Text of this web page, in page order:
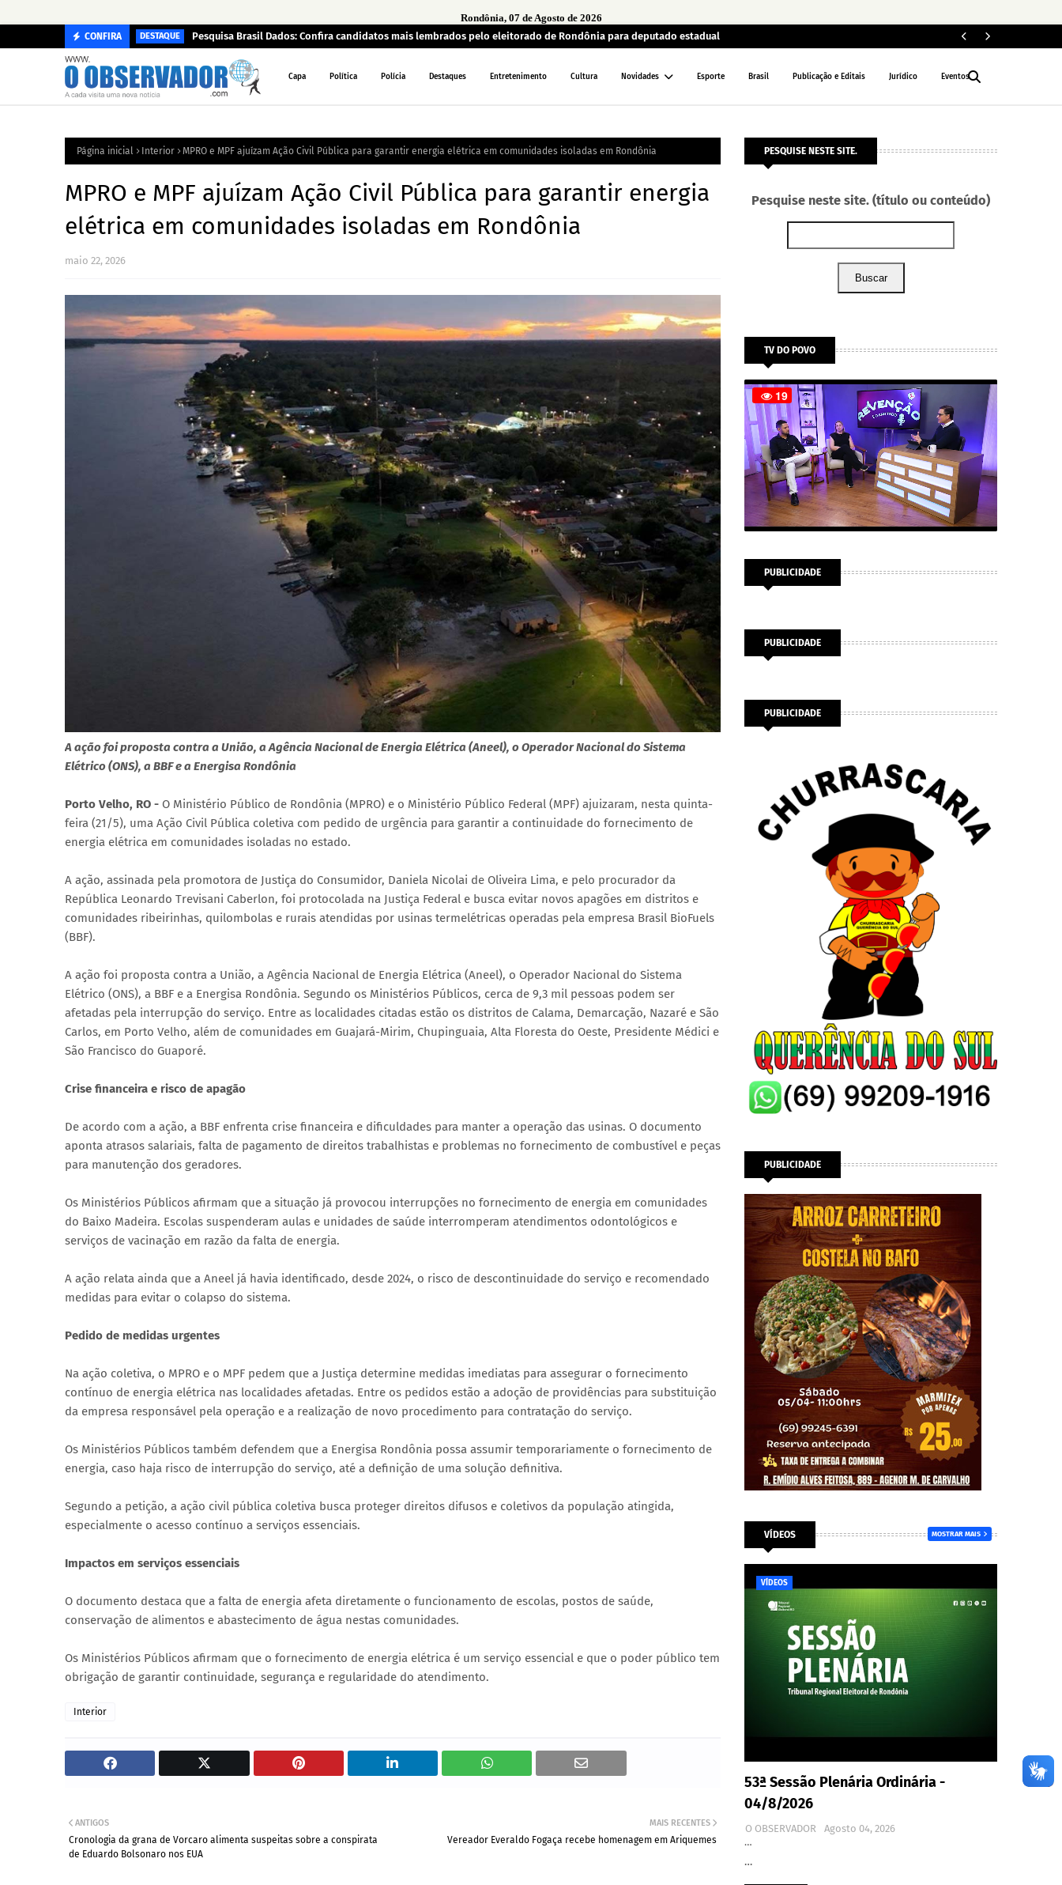
Rondônia, 07 de Agosto de 2026
CONFIRA DESTAQUE Pesquisa Brasil Dados: Confira candidatos mais lembrados pelo eleitorado de Rondônia para deputado estadual
Capa Política Polícia Destaques Entretenimento Cultura Novidades Esporte Brasil Publicação e Editais Jurídico Eventos
Página inicial Interior MPRO e MPF ajuízam Ação Civil Pública para garantir energia elétrica em comunidades isoladas em Rondônia
MPRO e MPF ajuízam Ação Civil Pública para garantir energia
elétrica em comunidades isoladas em Rondônia
maio 22, 2026
A ação foi proposta contra a União, a Agência Nacional de Energia Elétrica (Aneel), o Operador Nacional do Sistema
Elétrico (ONS), a BBF e a Energisa Rondônia
Porto Velho, RO - O Ministério Público de Rondônia (MPRO) e o Ministério Público Federal (MPF) ajuizaram, nesta quinta-
feira (21/5), uma Ação Civil Pública coletiva com pedido de urgência para garantir a continuidade do fornecimento de
energia elétrica em comunidades isoladas no estado.
A ação, assinada pela promotora de Justiça do Consumidor, Daniela Nicolai de Oliveira Lima, e pelo procurador da
República Leonardo Trevisani Caberlon, foi protocolada na Justiça Federal e busca evitar novos apagões em distritos e
comunidades ribeirinhas, quilombolas e rurais atendidas por usinas termelétricas operadas pela empresa Brasil BioFuels
(BBF).
A ação foi proposta contra a União, a Agência Nacional de Energia Elétrica (Aneel), o Operador Nacional do Sistema
Elétrico (ONS), a BBF e a Energisa Rondônia. Segundo os Ministérios Públicos, cerca de 9,3 mil pessoas podem ser
afetadas pela interrupção do serviço. Entre as localidades citadas estão os distritos de Calama, Demarcação, Nazaré e São
Carlos, em Porto Velho, além de comunidades em Guajará-Mirim, Chupinguaia, Alta Floresta do Oeste, Presidente Médici e
São Francisco do Guaporé.
Crise financeira e risco de apagão
De acordo com a ação, a BBF enfrenta crise financeira e dificuldades para manter a operação das usinas. O documento
aponta atrasos salariais, falta de pagamento de direitos trabalhistas e problemas no fornecimento de combustível e peças
para manutenção dos geradores.
Os Ministérios Públicos afirmam que a situação já provocou interrupções no fornecimento de energia em comunidades
do Baixo Madeira. Escolas suspenderam aulas e unidades de saúde interromperam atendimentos odontológicos e
serviços de vacinação em razão da falta de energia.
A ação relata ainda que a Aneel já havia identificado, desde 2024, o risco de descontinuidade do serviço e recomendado
medidas para evitar o colapso do sistema.
Pedido de medidas urgentes
Na ação coletiva, o MPRO e o MPF pedem que a Justiça determine medidas imediatas para assegurar o fornecimento
contínuo de energia elétrica nas localidades afetadas. Entre os pedidos estão a adoção de providências para substituição
da empresa responsável pela operação e a realização de novo procedimento para contratação do serviço.
Os Ministérios Públicos também defendem que a Energisa Rondônia possa assumir temporariamente o fornecimento de
energia, caso haja risco de interrupção do serviço, até a definição de uma solução definitiva.
Segundo a petição, a ação civil pública coletiva busca proteger direitos difusos e coletivos da população atingida,
especialmente o acesso contínuo a serviços essenciais.
Impactos em serviços essenciais
O documento destaca que a falta de energia afeta diretamente o funcionamento de escolas, postos de saúde,
conservação de alimentos e abastecimento de água nestas comunidades.
Os Ministérios Públicos afirmam que o fornecimento de energia elétrica é um serviço essencial e que o poder público tem
obrigação de garantir continuidade, segurança e regularidade do atendimento.
Interior
MAIS RECENTES
Vereador Everaldo Fogaça recebe homenagem em Ariquemes
ANTIGOS
Cronologia da grana de Vorcaro alimenta suspeitas sobre a conspirata
de Eduardo Bolsonaro nos EUA
PESQUISE NESTE SITE.
Pesquise neste site. (título ou conteúdo)
Buscar
TV DO POVO
PUBLICIDADE
PUBLICIDADE
PUBLICIDADE
PUBLICIDADE
VÍDEOS MOSTRAR MAIS
VÍDEOS
53ª Sessão Plenária Ordinária -
04/8/2026
O OBSERVADOR
Agosto 04, 2026
…
…